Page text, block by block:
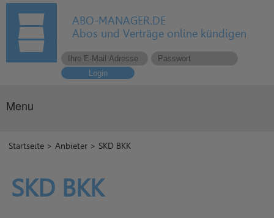
ABO-MANAGER.DE
Abos und Verträge online kündigen
Login
Menu
Startseite >Anbieter > SKD BKK
SKD BKK